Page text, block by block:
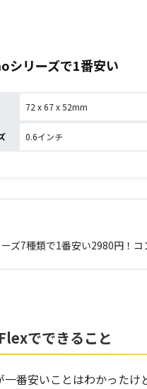
シリーズで1番安い
72 x 67 x 52mm
0.6インチ
ズ7種類で1番安い2980円！
でできること
番安いことはわかったけど